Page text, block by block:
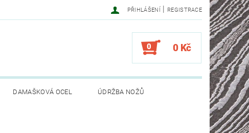
PŘIHLÁŠENÍ | REGISTRACE
0 0 Kč
DAMAŠKOVÁ OCEL ÚDRŽBA NOŽŮ